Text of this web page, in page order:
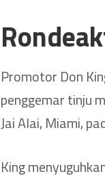
Promotor Don
penggemar tinju
Jai Alai, Miami,
King